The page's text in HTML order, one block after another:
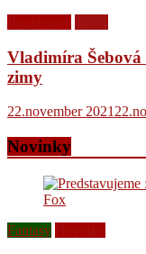
Vladimíra
zimy
22.november 2021
Novinky
Fantasy